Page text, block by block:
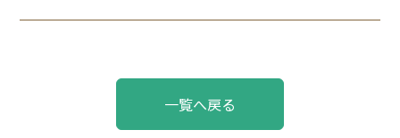
一覧へ戻る